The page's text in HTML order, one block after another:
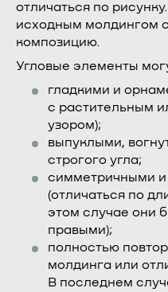
отличаться по
исходным молдингом
композицию.
Угловые элементы
гладкими и
с растительным
узором);
выпуклыми,
строгого угла;
симметричными
(отличаться по
этом случае они
правыми);
полностью
молдинга или
В последнем